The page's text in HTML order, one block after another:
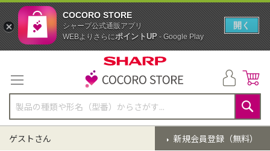
テ
ン
ツ
に
ス
キ
検
索
新規会員登録（無料）
ゲストさん
COCORO STORE
シャープ公式通販アプリ
WEBよりさらにポイントUP- Google Play
開く